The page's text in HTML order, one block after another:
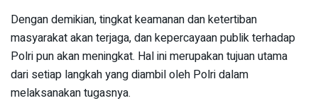
Dengan demikian, tingkat keamanan dan ketertiban
masyarakat akan terjaga, dan kepercayaan publik terhadap
Polri pun akan meningkat. Hal ini merupakan tujuan utama
dari setiap langkah yang diambil oleh Polri dalam
melaksanakan tugasnya.